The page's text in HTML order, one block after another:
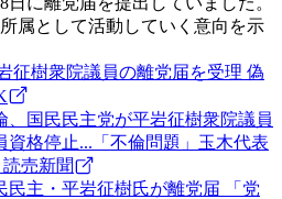
属として活動していく意向を示
征樹衆院議員の離党届を受理 偽
、国民民主党が平岩征樹衆院議員
資格停止...「不倫問題」玉木代表
売新聞
民主・平岩征樹氏が離党届 「党